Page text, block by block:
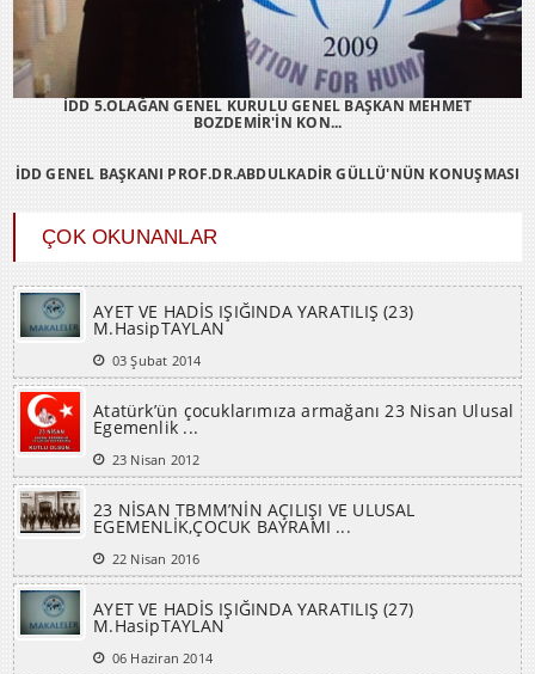
İDD 5.OLAĞAN GENEL KURULU GENEL BAŞKAN MEHMET
BOZDEMİR'İN KON...
İDD GENEL BAŞKANI PROF.DR.ABDULKADİR GÜLLÜ'NÜN KONUŞMASI
ÇOK OKUNANLAR
AYET VE HADİS IŞIĞINDA YARATILIŞ (23)
M.HasipTAYLAN
03 Şubat 2014
Atatürk’ün çocuklarımıza armağanı 23 Nisan Ulusal
Egemenlik ...
23 Nisan 2012
23 NİSAN TBMM’NİN AÇILIŞI VE ULUSAL
EGEMENLİK,ÇOCUK BAYRAMI ...
22 Nisan 2016
AYET VE HADİS IŞIĞINDA YARATILIŞ (27)
M.HasipTAYLAN
06 Haziran 2014